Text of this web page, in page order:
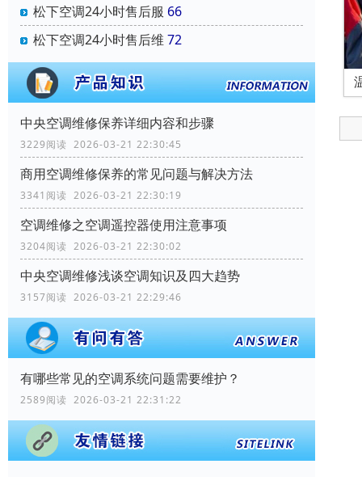
松下空调24小时售后服 66
松下空调24小时售后维 72
中央空调维修保养详细内容和步骤
3229阅读 2026-03-21 22:30:45
商用空调维修保养的常见问题与解决方法
3341阅读 2026-03-21 22:30:19
空调维修之空调遥控器使用注意事项
3204阅读 2026-03-21 22:30:02
中央空调维修浅谈空调知识及四大趋势
3157阅读 2026-03-21 22:29:46
有哪些常见的空调系统问题需要维护？
2589阅读 2026-03-21 22:31:22